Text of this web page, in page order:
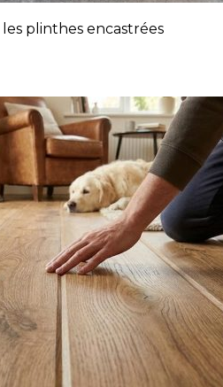
plinthes encastrées